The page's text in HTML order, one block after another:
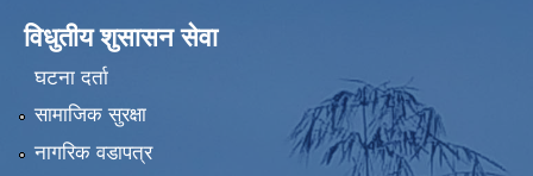
विधुतीय शुसासन सेवा
घटना दर्ता
सामाजिक सुरक्षा
नागरिक वडापत्र